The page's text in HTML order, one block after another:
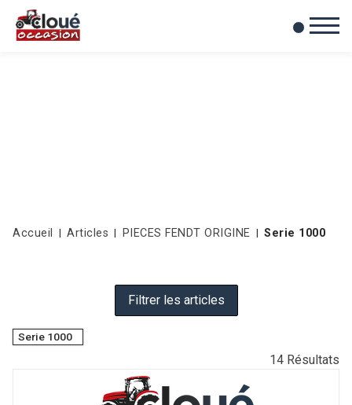
Mes favoris
0
Accueil Articles PIECES FENDT ORIGINE Serie 1000
Filtrer les articles
Serie 1000
14 Résultats